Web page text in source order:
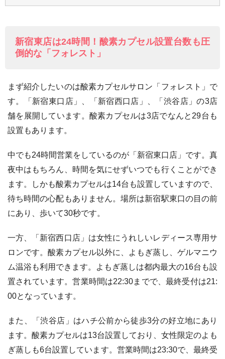
新宿東店は24時間！酸素カプセル設置台数も圧
倒的な「フォレスト」
まず紹介したいのは酸素カプセルサロン「フォレスト」で
す。「新宿東口店」、「新宿西口店」、「渋谷店」の3店
舗を展開しています。酸素カプセルは3店でなんと29台も
設置もあります。
中でも24時間営業をしているのが「新宿東口店」です。真
夜中はもちろん、時間を気にせずいつでも行くことができ
ます。しかも酸素カプセルは14台も設置していますので、
待ち時間の心配もありません。場所は新宿駅東口の目の前
にあり、歩いて30秒です。
一方、「新宿西口店」は女性にうれしいレディース専用サ
ロンです。酸素カプセル以外に、よもぎ蒸し、ゲルマニウ
ム温浴も利用できます。よもぎ蒸しは都内最大の16台も設
置されています。営業時間は22:30までで、最終受付は21:
00となっています。
また、「渋谷店」はハチ公前から徒歩3分の好立地にあり
ます。酸素カプセルは13台設置しており、女性限定のよも
ぎ蒸しも6台設置しています。営業時間は23:30で、最終受